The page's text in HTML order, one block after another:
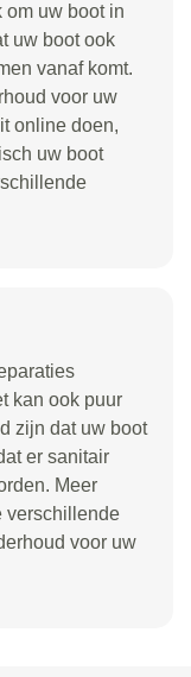
uw boot in
uw boot ook
vanaf komt.
voor uw
online doen,
uw boot
kan ook puur
zijn dat uw boot
er sanitair
Meer
verschillende
voor uw